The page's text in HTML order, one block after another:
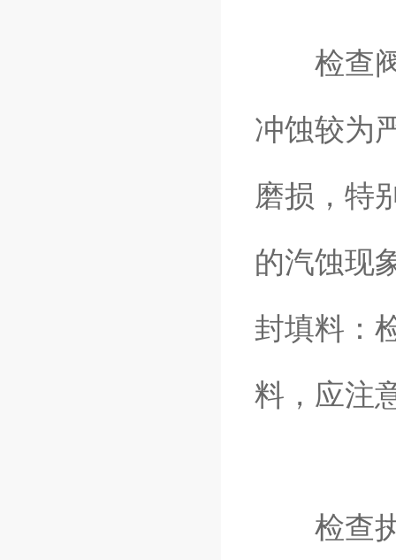
检查阀
冲蚀较为
磨损，特
的汽蚀现
封填料：
料，应注
检查执